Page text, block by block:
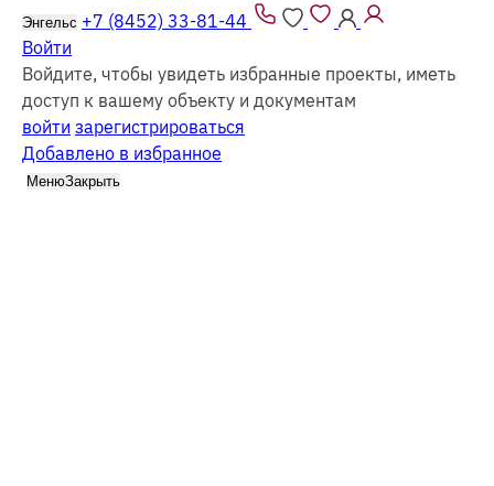
Энгельс +7 (8452) 33-81-44
Войти
Войдите, чтобы увидеть избранные проекты, иметь
доступ к вашему объекту и документам
войти зарегистрироваться
Добавлено в избранное
МенюЗакрыть
избрусатак и вкаркасномисполнении
Каталог
Брусовые